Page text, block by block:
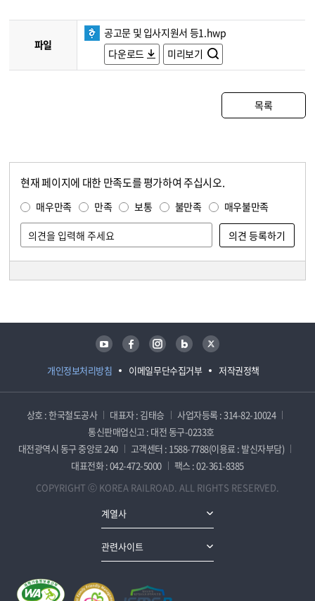
파일
공고문 및 입사지원서 등1.hwp
다운로드
미리보기
목록
현재 페이지에 대한 만족도를 평가하여 주십시오.
매우만족 만족 보통 불만족 매우불만족
개인정보처리방침 이메일무단수집거부 저작권정책
유튜브 페이스북 인스타그램 블로그 트위터
상호 : 한국철도공사 대표자 : 김태승
사업자등록 : 314-82-10024
통신판매업신고 : 대전 동구-0233호
대전광역시 동구 중앙로 240
고객센터 : 1588-7788(이용료 : 발신자부담)
대표전화 : 042-472-5000
팩스 : 02-361-8385
COPYRIGHT ⓒ KOREA RAILROAD. ALL RIGHTS RESERVED.
계열사
관련사이트